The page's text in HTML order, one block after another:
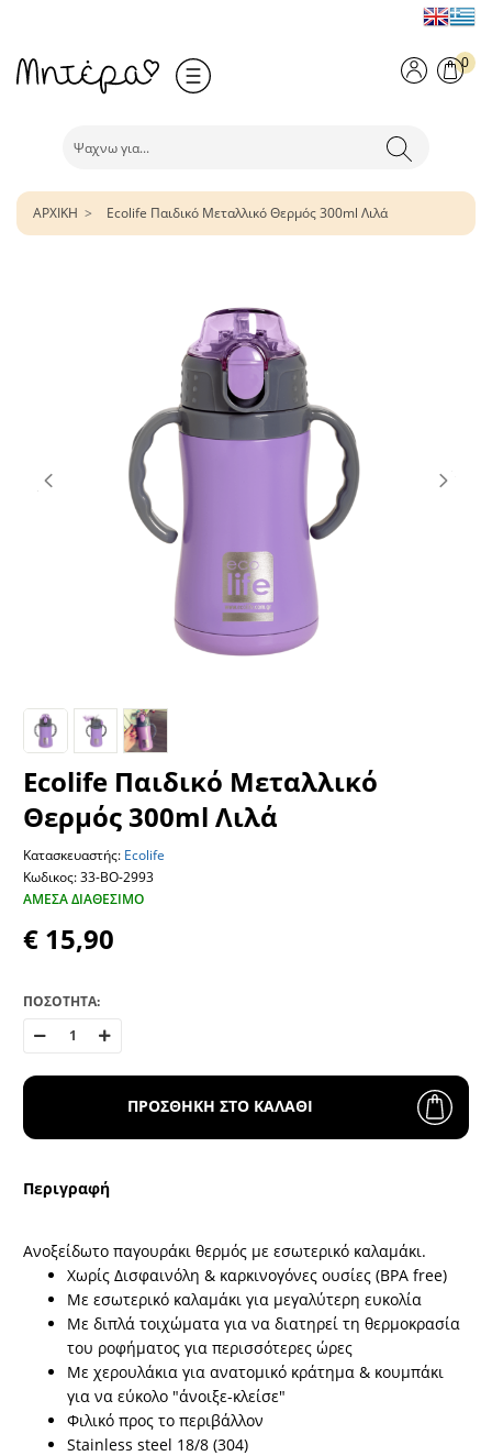
0
ΑΡΧΙΚΗ Ecolife Παιδικό Μεταλλικό Θερμός 300ml Λιλά
Ecolife Παιδικό Μεταλλικό
Θερμός 300ml Λιλά
Κατασκευαστής: Ecolife
Κωδικος: 33-BO-2993
ΆΜΕΣΑ ΔΙΑΘΈΣΙΜΟ
€ 15,90
ΠΟΣΟΤΗΤΑ:
ΠΡΟΣΘΗΚΗ ΣΤΟ ΚΑΛΑΘΙ
Περιγραφή
Ανοξείδωτο παγουράκι θερμός με εσωτερικό καλαμάκι.
Xωρίς Δισφαινόλη & καρκινογόνες ουσίες (ΒPA free)
Με εσωτερικό καλαμάκι για μεγαλύτερη ευκολία
Mε διπλά τοιχώματα για να διατηρεί τη θερμοκρασία
του ροφήματος για περισσότερες ώρες
Με χερουλάκια για ανατομικό κράτημα & κουμπάκι
για να εύκολο "άνοιξε-κλείσε"
Φιλικό προς το περιβάλλον
Stainless steel 18/8 (304)